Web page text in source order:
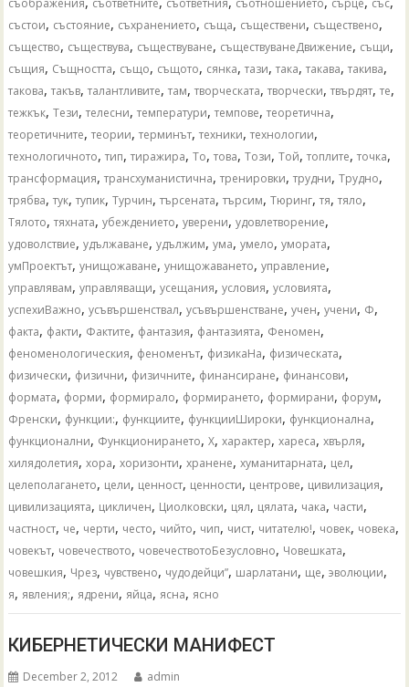
съображения съответните съответния съотношението сърце със
състои, състояние, съхранението, съща, съществени, съществено,
същество, съществува, съществуване, съществуванеДвижение, същи,
същия, Същността, също, същото, сянка,тази,така,такава,такива,
такова,такъв,талантливите,там,творческата,творчески,твърдят,те,
тежкък,Тези,телесни,температури,темпове,теоретична,
теоретичните,теории,терминът,техники,технологии,
технологичното,тип,тиражира,То,това,Този,Той,топлите,точка,
трансформация,трансхуманистична,тренировки,трудни,Трудно,
трябва,тук,тупик,Турчин,търсената,търсим,Тюринг,тя,тяло,
Тялото,тяхната,убеждението,уверени,удовлетворение,
удоволствие,удължаване,удължим,ума,умело,умората,
умПроектът,унищожаване,унищожаването,управление,
управлявам,управляващи,усещания,условия,условията,
успехиВажно,усъвършенствал,усъвършенстване,учен,учени, Ф,
факта, факти, Фактите, фантазия, фантазията, Феномен,
феноменологическия, феноменът, физикаНа, физическата,
физически, физични, физичните, финансиране, финансови,
формата, форми, формирало, формирането, формирани, форум,
Френски, функции:, функциите, функцииШироки, функционална,
функционални, Функционирането,Х,характер,хареса,хвърля,
хилядолетия,хора,хоризонти,хранене,хуманитарната, цел,
целеполагането, цели, ценност, ценности, центрове, цивилизация,
цивилизацията, цикличен, Циолковски, цял, цялата, чака, части,
частност, че, черти, често, чийто, чип, чист, читателю!, човек, човека,
човекът, човечеството, човечествотоБезусловно, Човешката,
човешкия, Чрез, чувствено, чудодейци”, шарлатани, ще,эволюции,
я, явления;, ядрени, яйца, ясна, ясно
КИБЕРНЕТИЧЕСКИ МАНИФЕСТ
December 2, 2012 admin